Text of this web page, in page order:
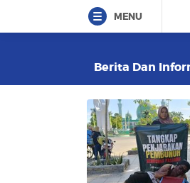
MENU
Berita Dan